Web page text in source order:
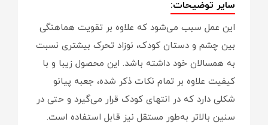
سایر توضیحات:
این عمل سبب می‌شود که علاوه بر تقویت هماهنگی
بین چشم و دستان کودک، نوزاد تحرک بیشتری نسبت
به همسالان خود داشته باشد. این محصول زیبا و با
کیفیت علاوه بر تمام نکات ذکر شده، جعبه پیانو
شکلی دارد که در انتهای کودک قرار می‌گیرد و حتی در
سنین بالاتر به‌طور مستقل نیز قابل استفاده است.